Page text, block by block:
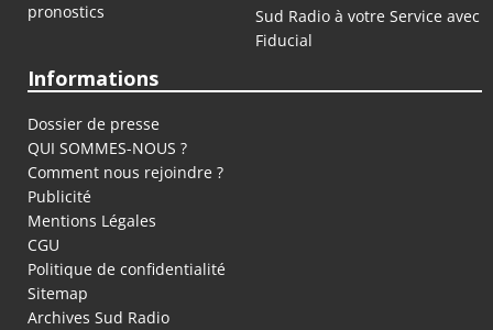
pronostics
Sud Radio à votre Service avec
Fiducial
Informations
Dossier de presse
QUI SOMMES-NOUS ?
Comment nous rejoindre ?
Publicité
Mentions Légales
CGU
Politique de confidentialité
Sitemap
Archives Sud Radio